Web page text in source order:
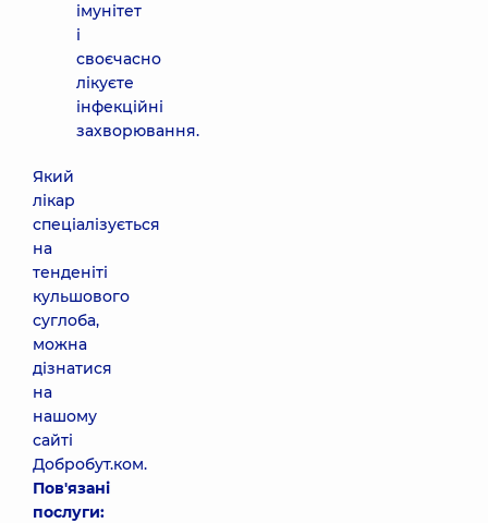
імунітет
і
своєчасно
лікуєте
інфекційні
захворювання.
Який
лікар
спеціалізується
на
тенденіті
кульшового
суглоба,
можна
дізнатися
на
нашому
сайті
Добробут.ком.
Пов'язані
послуги: